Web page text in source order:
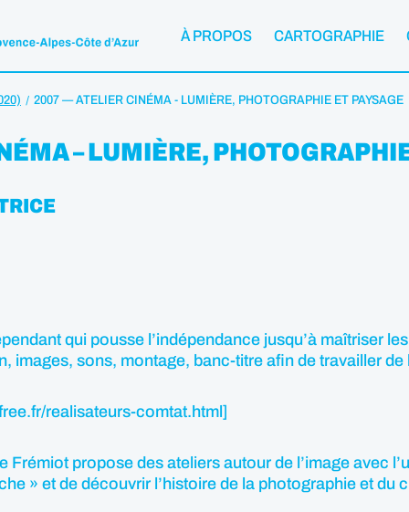
À PROPOS CARTOGRAPHIE
2007 — ATELIER CINÉMA - LUMIÈRE, PHOTOGRAPHIE ET PAYSAGE
– LUMIÈRE,
qui pousse l’indépendance jusqu’à maîtriser
images, sons, montage, banc-titre afin de travailler
realisateurs-comtat.html]
Frémiot propose des ateliers autour de l’image avec
» et de découvrir l’histoire de la photographie et